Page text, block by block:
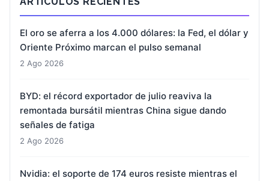
El oro se aferra a los 4.000 dólares: la Fed, el dólar y
Oriente Próximo marcan el pulso semanal
2 Ago 2026
BYD: el récord exportador de julio reaviva la
remontada bursátil mientras China sigue dando
señales de fatiga
2 Ago 2026
Nvidia: el soporte de 174 euros resiste mientras el